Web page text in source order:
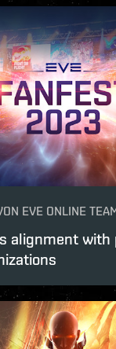
EVE ONLINE
alignment with